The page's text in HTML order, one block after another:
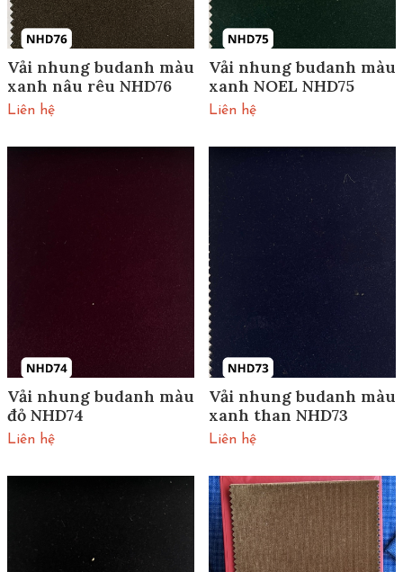
Vải nhung budanh màu
xanh nâu rêu NHD76
Liên hệ
Vải nhung budanh màu
xanh NOEL NHD75
Liên hệ
Vải nhung budanh màu
đỏ NHD74
Liên hệ
Vải nhung budanh màu
xanh than NHD73
Liên hệ